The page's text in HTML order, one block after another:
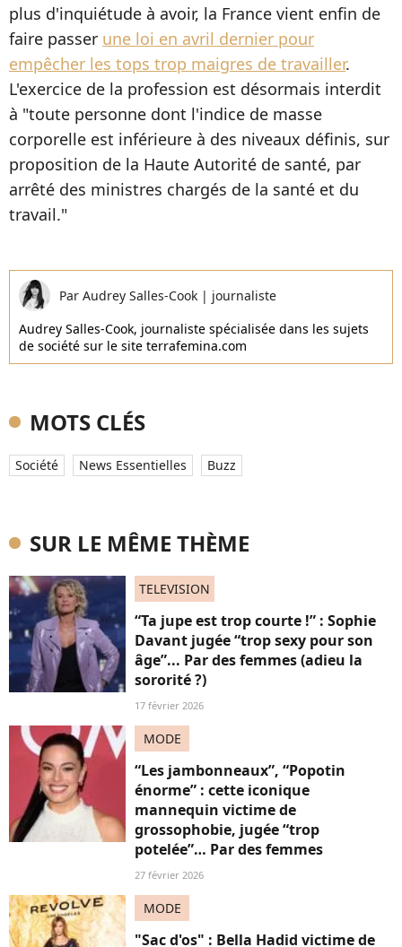
plus d'inquiétude à avoir, la France vient enfin de
faire passer une loi en avril dernier pour
empêcher les tops trop maigres de travailler.
L'exercice de la profession est désormais interdit
à "toute personne dont l'indice de masse
corporelle est inférieure à des niveaux définis, sur
proposition de la Haute Autorité de santé, par
arrêté des ministres chargés de la santé et du
travail."
Par Audrey Salles-Cook | journaliste
Audrey Salles-Cook, journaliste spécialisée dans les sujets
de société sur le site terrafemina.com
MOTS CLÉS
Société News Essentielles Buzz
SUR LE MÊME THÈME
TELEVISION
“Ta jupe est trop courte !” : Sophie
Davant jugée “trop sexy pour son
âge”... Par des femmes (adieu la
sororité ?)
17 février 2026
MODE
“Les jambonneaux”, “Popotin
énorme” : cette iconique
mannequin victime de
grossophobie, jugée “trop
potelée”… Par des femmes
27 février 2026
MODE
"Sac d'os" : Bella Hadid victime de